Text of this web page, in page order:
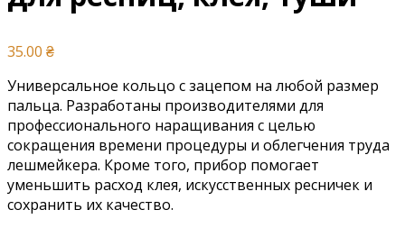
35.00 ₴
Универсальное кольцо с зацепом на любой размер
пальца. Разработаны производителями для
профессионального наращивания с целью
сокращения времени процедуры и облегчения труда
лешмейкера. Кроме того, прибор помогает
уменьшить расход клея, искусственных ресничек и
сохранить их качество.